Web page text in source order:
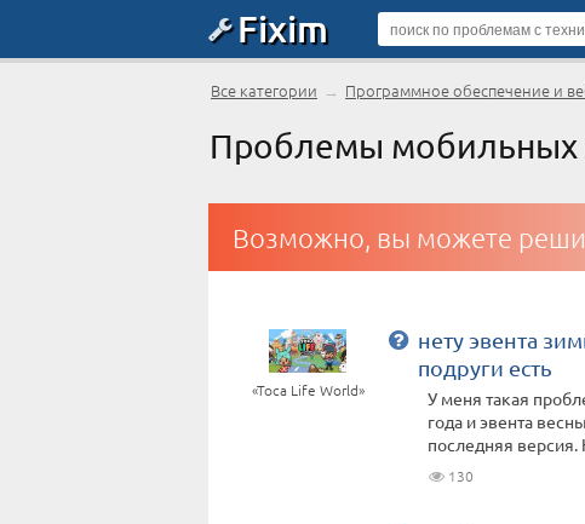
Fixim
Все категории → Программное обеспечение и
Проблемы мобильных
Возможно, вы можете
«Toca Life World»
нету эвента
подруги есть
У меня такая
года и эвента
последняя версия.
130